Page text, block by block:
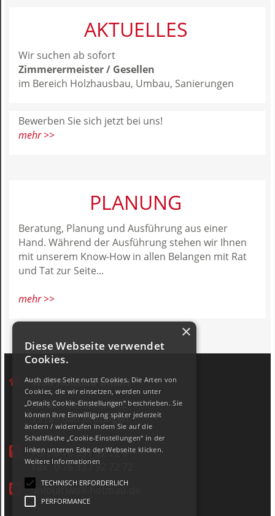
AKTUELLES
Wir suchen ab sofort
Zimmerermeister / Gesellen
im Bereich Holzhausbau, Umbau, Sanierungen
Bewerben Sie sich jetzt bei uns!
mehr >>
PLANUNG
Beratung, Planung und Ausführung aus einer
Hand. Während der Ausführung stehen wir Ihnen
mit unserem Know-How in allen Belangen mit Rat
und Tat zur Seite...
mehr >>
Wolf Holzbau GmbH
An der Möhlinhalle 2
79189 Bad Krozingen
Fon 0 76 33 / 92 72 0
Fax 0 76 33 / 92 72 72
info(at)wolf-holzbau.de
×
Diese Webseite verwendet
Cookies.
Auch diese Seite nutzt Cookies. Die Arten von
Cookies, die wir einsetzen, werden unter
„Details Cookie-Einstellungen“ beschrieben. Sie
können Ihre Einwilligung später jederzeit
ändern / widerrufen indem Sie auf die
Schaltfläche „Cookie-Einstellungen“ in der
linken unteren Ecke der Webseite klicken.
Weitere Informationen
TECHNISCH ERFORDERLICH
PERFORMANCE